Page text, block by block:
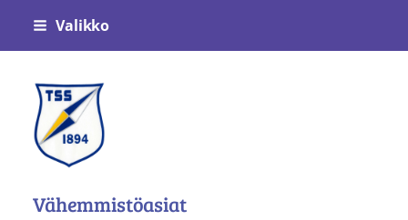
Siirry
Valikko
Tukholman Suomalainen Seura
Vähemmistöasiat